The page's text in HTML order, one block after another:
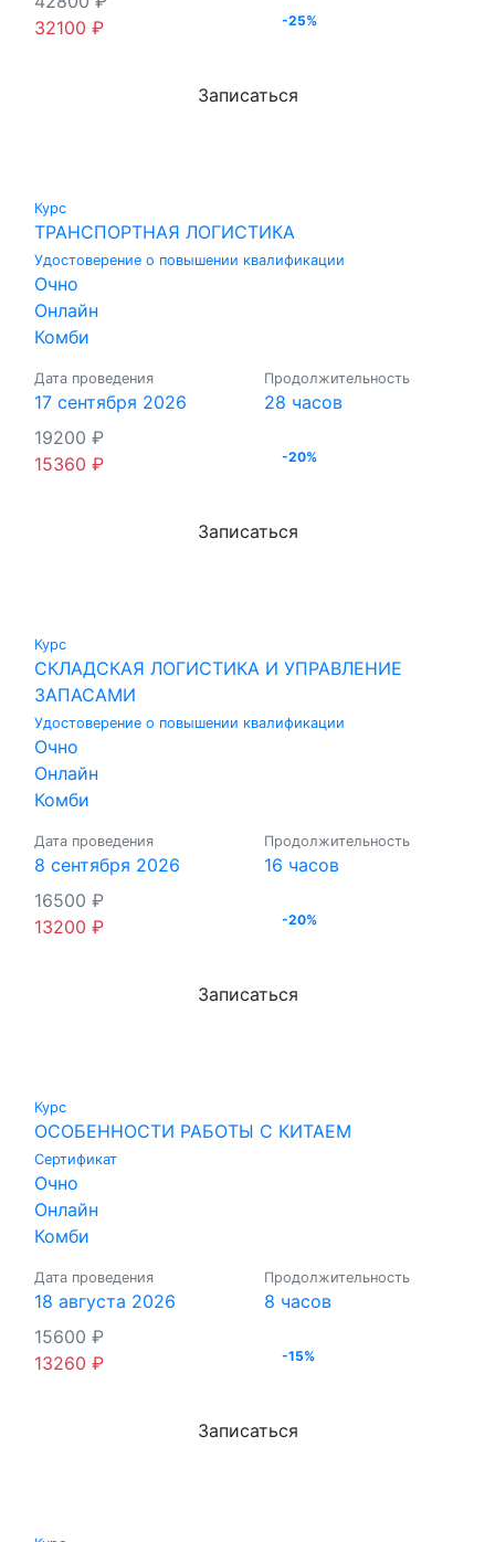
32100 ₽ -25%
Записаться
Курс
ТРАНСПОРТНАЯ ЛОГИСТИКА
Удостоверение о повышении квалификации
Очно
Онлайн
Комби
Дата проведения
17 сентября 2026
19200 ₽
15360 ₽
Продолжительность
28 часов
-20%
Записаться
Курс
СКЛАДСКАЯ ЛОГИСТИКА И УПРАВЛЕНИЕ
ЗАПАСАМИ
Удостоверение о повышении квалификации
Очно
Онлайн
Комби
Дата проведения
8 сентября 2026
16500 ₽
13200 ₽
Продолжительность
16 часов
-20%
Записаться
Курс
ОСОБЕННОСТИ РАБОТЫ С КИТАЕМ
Сертификат
Очно
Онлайн
Комби
Дата проведения
18 августа 2026
15600 ₽
13260 ₽
Продолжительность
8 часов
-15%
Записаться